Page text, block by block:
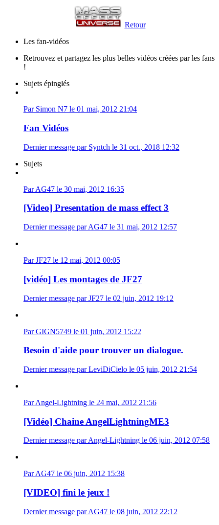
Retour
Les fan-vidéos
Retrouvez et partagez les plus belles vidéos créées par les fans
!
Sujets épinglés
Par Simon N7 le 01 mai, 2012 21:04
Fan Vidéos
Dernier message par Syntch le 31 oct., 2018 12:32
Sujets
Par AG47 le 30 mai, 2012 16:35
[Video] Presentation de mass effect 3
Dernier message par AG47 le 31 mai, 2012 12:57
Par JF27 le 12 mai, 2012 00:05
[vidéo] Les montages de JF27
Dernier message par JF27 le 02 juin, 2012 19:12
Par GIGN5749 le 01 juin, 2012 15:22
Besoin d'aide pour trouver un dialogue.
Dernier message par LeviDiCielo le 05 juin, 2012 21:54
Par Angel-Lightning le 24 mai, 2012 21:56
[Vidéo] Chaine AngelLightningME3
Dernier message par Angel-Lightning le 06 juin, 2012 07:58
Par AG47 le 06 juin, 2012 15:38
[VIDEO] fini le jeux !
Dernier message par AG47 le 08 juin, 2012 22:12